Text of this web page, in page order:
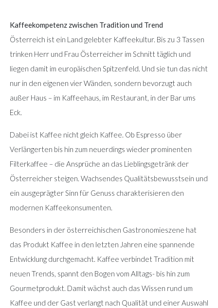
Kaffeekompetenz zwischen Tradition und Trend
Österreich ist ein Land gelebter Kaffeekultur. Bis zu 3 Tassen
trinken Herr und Frau Österreicher im Schnitt täglich und
liegen damit im europäischen Spitzenfeld. Und sie tun das nicht
nur in den eigenen vier Wänden, sondern bevorzugt auch
außer Haus – im Kaffeehaus, im Restaurant, in der Bar ums
Eck.
Dabei ist Kaffee nicht gleich Kaffee. Ob Espresso über
Verlängerten bis hin zum neuerdings wieder prominenten
Filterkaffee – die Ansprüche an das Lieblingsgetränk der
Österreicher steigen. Wachsendes Qualitätsbewusstsein und
ein ausgeprägter Sinn für Genuss charakterisieren den
modernen Kaffeekonsumenten.
Besonders in der österreichischen Gastronomieszene hat
das Produkt Kaffee in den letzten Jahren eine spannende
Entwicklung durchgemacht. Kaffee verbindet Tradition mit
neuen Trends, spannt den Bogen vom Alltags- bis hin zum
Gourmetprodukt. Damit wächst auch das Wissen rund um
Kaffee und der Gast verlangt nach Qualität und einer Auswahl